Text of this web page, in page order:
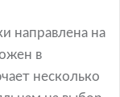
направлена на
в
несколько